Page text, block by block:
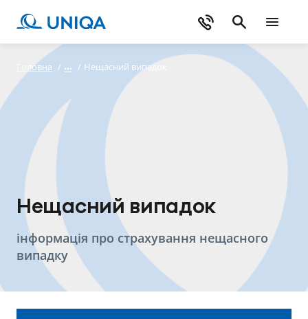
Головна / / Нещасний випадок
Нещасний випадок
інформація про страхування нещасного
випадку